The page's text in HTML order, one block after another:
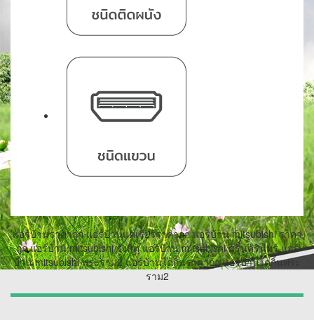
แอร์บ้านราคาถูก แอร์บ้านแคเรียร์ราคาถูก แอร์บ้าน mitsubishi ราคา
ถูก แอร์บ้าน mitsubishi รังสิต แอร์บ้าน mitsubishi ศรีนครินทร์ แอร์
บ้าน mitsubishi พระราม2 แอร์บ้านไดกิ้นราคาถูก แอร์บ้านไดกิ้นพระ
ราม2